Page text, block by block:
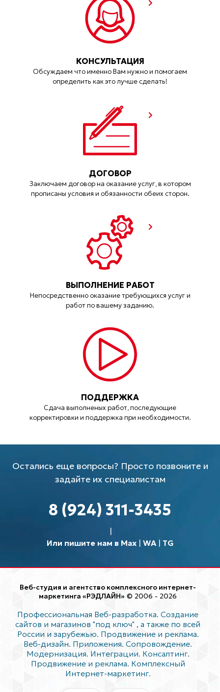
КОНСУЛЬТАЦИЯ
Обсуждаем что именно Вам нужно и помогаем
определить как это лучше сделать!
ДОГОВОР
Заключаем договор на оказание услуг, в котором
прописаны условия и обязанности обеих сторон.
ВЫПОЛНЕНИЕ РАБОТ
Непосредственно оказание требующихся услуг и
работ по вашему заданию.
ПОДДЕРЖКА
Сдача выполненых работ, последующие
корректировки и поддержка при необходимости.
Остались еще вопросы? Просто позвоните и
задайте их специалистам
8 (924) 311-3435
Или пишите нам в Max| WA| TG
Веб-студия и агентство комплексного интернет-
маркетинга «РЭДЛАЙН» © 2006 - 2026
Профессиональная Веб-разработка. Создание
сайтов и магазинов "под ключ" , а также по всей
России и зарубежью. Продвижение и реклама.
Веб-дизайн. Приложения. Сопровождение.
Модернизация. Интеграции. Консалтинг.
Продвижение и реклама. Комплексный
Интернет-маркетинг.